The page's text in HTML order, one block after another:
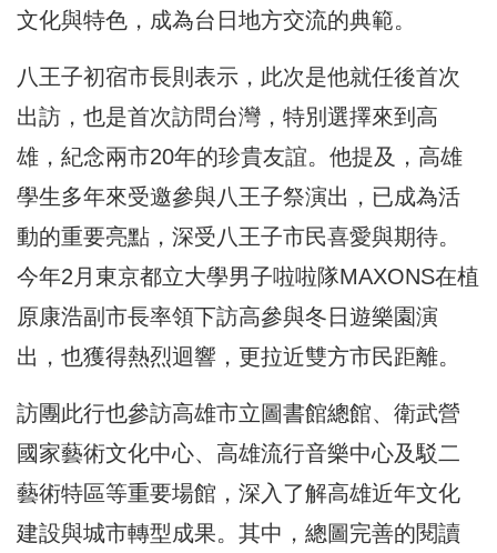
文化與特色，成為台日地方交流的典範。
八王子初宿市長則表示，此次是他就任後首次
出訪，也是首次訪問台灣，特別選擇來到高
雄，紀念兩市20年的珍貴友誼。他提及，高雄
學生多年來受邀參與八王子祭演出，已成為活
動的重要亮點，深受八王子市民喜愛與期待。
今年2月東京都立大學男子啦啦隊MAXONS在植
原康浩副市長率領下訪高參與冬日遊樂園演
出，也獲得熱烈迴響，更拉近雙方市民距離。
訪團此行也參訪高雄市立圖書館總館、衛武營
國家藝術文化中心、高雄流行音樂中心及駁二
藝術特區等重要場館，深入了解高雄近年文化
建設與城市轉型成果。其中，總圖完善的閱讀